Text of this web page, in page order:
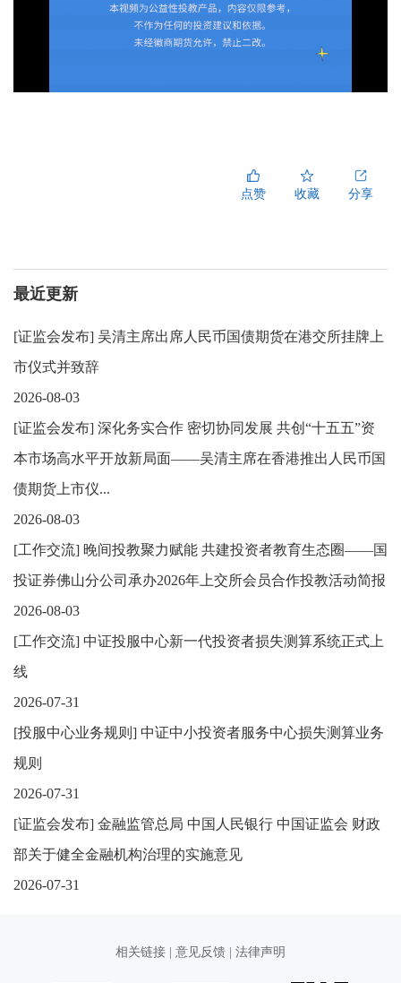
点赞 收藏 分享
最近更新
[证监会发布] 吴清主席出席人民币国债期货在港交所挂牌上
市仪式并致辞
2026-08-03
[证监会发布] 深化务实合作 密切协同发展 共创“十五五”资
本市场高水平开放新局面——吴清主席在香港推出人民币国
债期货上市仪...
2026-08-03
[工作交流] 晚间投教聚力赋能 共建投资者教育生态圈——国
投证券佛山分公司承办2026年上交所会员合作投教活动简报
2026-08-03
[工作交流] 中证投服中心新一代投资者损失测算系统正式上
线
2026-07-31
[投服中心业务规则 ] 中证中小投资者服务中心损失测算业务
规则
2026-07-31
[证监会发布] 金融监管总局 中国人民银行 中国证监会 财政
部关于健全金融机构治理的实施意见
2026-07-31
相关链接 意见反馈 法律声明